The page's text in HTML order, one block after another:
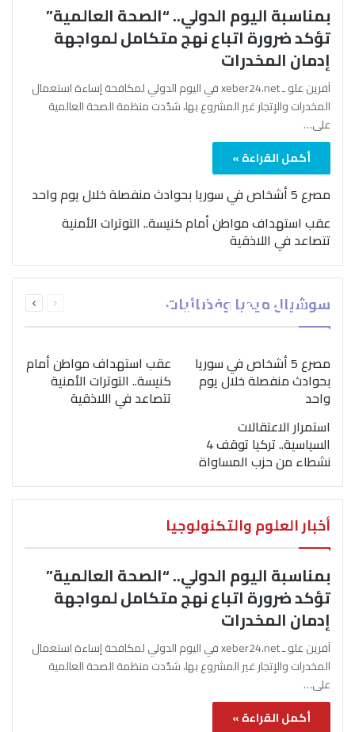
بمناسبة اليوم الدولي.. “الصحة العالمية”
تؤكد ضرورة اتباع نهج متكامل لمواجهة
إدمان المخدرات
آفرين علو ـ xeber24.net في اليوم الدولي لمكافحة إساءة استعمال
المخدرات والإتجار غير المشروع بها، شدّدت منظمة الصحة العالمية
على…
أكمل القراءة »
مصرع 5 أشخاص في سوريا بحوادث منفصلة خلال يوم واحد
عقب استهداف مواطن أمام كنيسة.. التوترات الأمنية
تتصاعد في اللاذقية
سوشيال ميديا وفضائيات الصفحةالصفحة
بمناسبة اليوم الدولي..
“الصحة العالمية” تؤكد
ضرورة اتباع نهج متكامل
لمواجهة إدمان المخدرات
مصرع 5 أشخاص في سوريا
بحوادث منفصلة خلال يوم
واحد
عقب استهداف مواطن أمام
كنيسة.. التوترات الأمنية
تتصاعد في اللاذقية
استمرار الاعتقالات
السياسية.. تركيا توقف 4
نشطاء من حزب المساواة
أخبار العلوم والتكنولوجيا
بمناسبة اليوم الدولي.. “الصحة العالمية”
تؤكد ضرورة اتباع نهج متكامل لمواجهة
إدمان المخدرات
آفرين علو ـ xeber24.net في اليوم الدولي لمكافحة إساءة استعمال
المخدرات والإتجار غير المشروع بها، شدّدت منظمة الصحة العالمية
على…
أكمل القراءة »